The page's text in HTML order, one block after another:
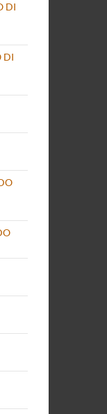
DI
DI